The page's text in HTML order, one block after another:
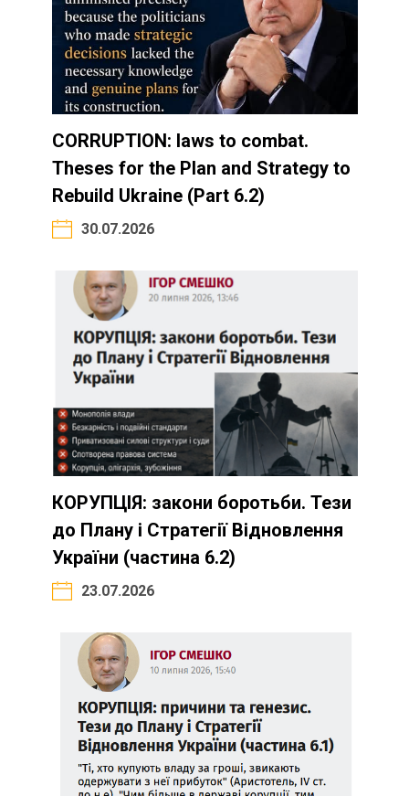
CORRUPTION: laws to combat.
Theses for the Plan and Strategy to
Rebuild Ukraine (Part 6.2)
30.07.2026
КОРУПЦІЯ: закони боротьби. Тези
до Плану і Стратегії Відновлення
України (частина 6.2)
23.07.2026